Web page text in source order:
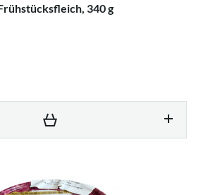
340 g